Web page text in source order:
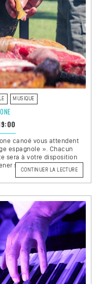
MUSIQUE
canoë vous attendent
espagnole ». Chacun
sera à votre disposition
ses propres boissons)
CONTINUER LA LECTUREDE